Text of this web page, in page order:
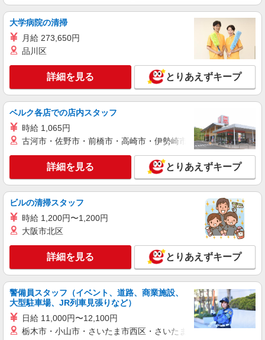
時給1232円（就業先により異なる）
詳細を見る
パート
作業
時給1232円（就業先により異なる）
静岡県浜松市中央区
キープ 詳細を見る
アルバイト パート
株式会社バイトレ（ADM820657）
コツコツ派歓迎｜見る・分ける・貼るだけ♪倉
時給1300円（就業先により異なる）
静岡県浜松市中央区
詳細を見る
派遣社員
日研トータルソーシング株式会社（お仕事No.6A115）
大学病院の清掃
月給 273,650円
品川区
詳細を見る とりあえずキープ
ベルク各店での店内スタッフ
時給 1,065円
古河市・佐野市・前橋市・高崎市・伊勢崎市・太田市・館林市
詳細を見る とりあえずキープ
ビルの清掃スタッフ
時給 1,200円〜1,200円
大阪市北区
詳細を見る とりあえずキープ
警備員スタッフ（イベント、道路、商業施設、
大型駐車場、JR列車見張りなど）
日給 11,000円〜12,100円
栃木市・小山市・さいたま市西区・さいたま市岩槻区・久喜市・